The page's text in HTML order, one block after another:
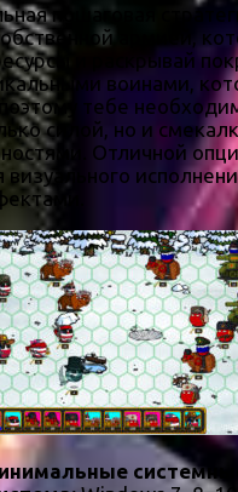
пошаговая
армией,
и раскрывай
воинами,
тебе
силой, но и
Отличной